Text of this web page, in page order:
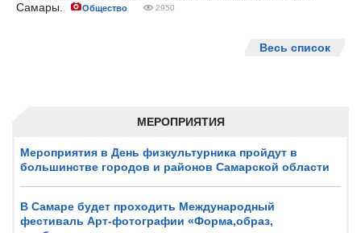
МЕРОПРИЯТИЯ
Мероприятия в День физкультурника пройдут в
большинстве городов и районов Самарской области
В Самаре будет проходить Международный
фестиваль Арт-фотографии «Форма,образ,
Самары.
Общество 2950
Весь список